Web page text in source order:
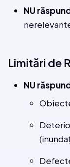
NU
Limitări de
NU